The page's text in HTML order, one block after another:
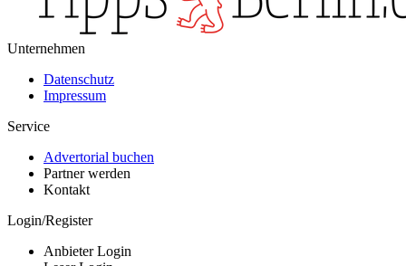
Unternehmen
Datenschutz
Impressum
Service
Advertorial buchen
Partner werden
Kontakt
Login/Register
Anbieter Login